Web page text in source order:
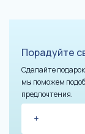
Порадуйте
Сделайте
мы поможем
предпочтения.